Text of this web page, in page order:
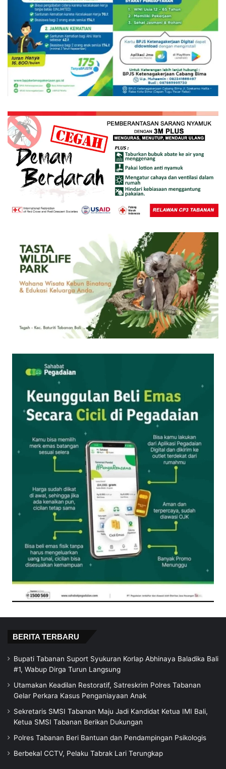
BERITA TERBARU
Bupati Tabanan Suport Syukuran Korlap Abhinaya Baladika Bali
#1, Wabup Dirga Turun Langsung
Utamakan Keadilan Restoratif, Satreskrim Polres Tabanan
Gelar Perkara Kasus Penganiayaan Anak
Sekretaris SMSI Tabanan Maju Jadi Kandidat Ketua IMI Bali,
Ketua SMSI Tabanan Berikan Dukungan
Polres Tabanan Beri Bantuan dan Pendampingan Psikologis
Berbekal CCTV, Pelaku Tabrak Lari Terungkap